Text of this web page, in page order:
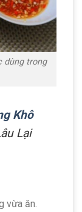
dùng trong
Khô
Lại
vừa ăn.